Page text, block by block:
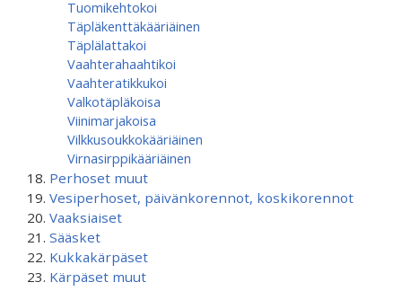
Tuomikehtokoi
Täpläkenttäkääriäinen
Täplälattakoi
Vaahterahaahtikoi
Vaahteratikkukoi
Valkotäpläkoisa
Viinimarjakoisa
Vilkkusoukkokääriäinen
Virnasirppikääriäinen
Perhoset muut
Vesiperhoset, päivänkorennot, koskikorennot
Vaaksiaiset
Sääsket
Kukkakärpäset
Kärpäset muut